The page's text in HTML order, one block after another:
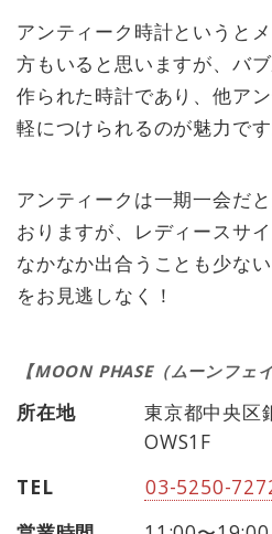
アンティーク時計というと
方もいると思いますが、バ
作られた時計であり、他ア
軽につけられるのが魅力です
アンティークは一期一会だ
おりますが、レディースサ
なかなか出合うことも少な
をお見逃しなく！
所在地
東京都中央区
OWS1F
TEL
03-5250-
【MOON PHASE（ムーンフェ